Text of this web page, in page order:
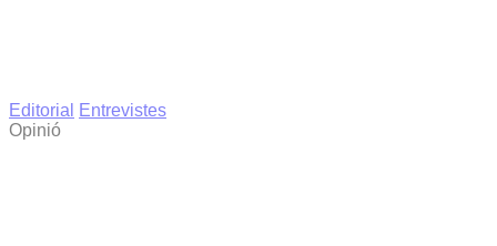
Editorial
Entrevistes
Opinió